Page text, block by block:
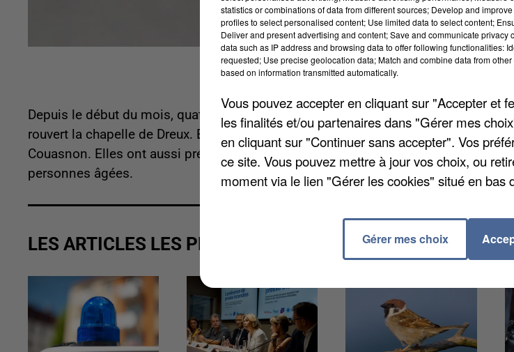
Depuis le début du mois, quatre religieuses ont investi la petite maison de la
rouvert la chapelle de Dreux. Elles vont d'abord faire la catéchèse aux lycées Saint-
Couasnon. Elles ont aussi prévu de mener d'autres actions en faveur des familles,
personnes âgées.
LES ARTICLES LES PLUS VUS
statistics or combinations of data from different sources; Develop and
profiles to select personalised content; Use limited data to select content;
Deliver and present advertising and content; Save and communicate
data such as IP address and browsing data to offer following functionalities:
requested; Use precise geolocation data; Match and combine data from
based on information transmitted automatically.
Vous pouvez accepter en cliquant sur "Accepter et
les finalités et/ou partenaires dans "Gérer mes
en cliquant sur "Continuer sans accepter". Vos
ce site. Vous pouvez mettre à jour vos choix, ou
moment via le lien "Gérer les cookies" situé en bas
Gérer mes choix